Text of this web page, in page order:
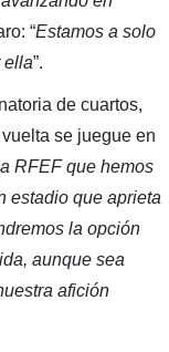
“Estamos a solo
ella”.
de cuartos,
se juegue en
RFEF que hemos
estadio que aprieta
la opción
aunque sea
afición